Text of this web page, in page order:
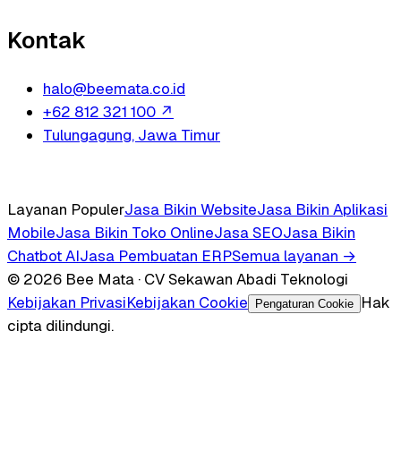
Kontak
halo@beemata.co.id
+62 812 321 100 ↗
Tulungagung, Jawa Timur
Layanan PopulerJasa Bikin WebsiteJasa Bikin Aplikasi
MobileJasa Bikin Toko OnlineJasa SEOJasa Bikin
Chatbot AIJasa Pembuatan ERPSemua layanan →
© 2026 Bee Mata · CV Sekawan Abadi Teknologi
Kebijakan PrivasiKebijakan Cookie Pengaturan Cookie
Hak
cipta dilindungi.